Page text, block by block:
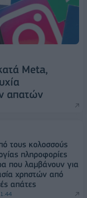
Meta,
απατών
τους κολοσσούς
πληροφορίες
που λαμβάνουν για
χρηστών από
απάτες